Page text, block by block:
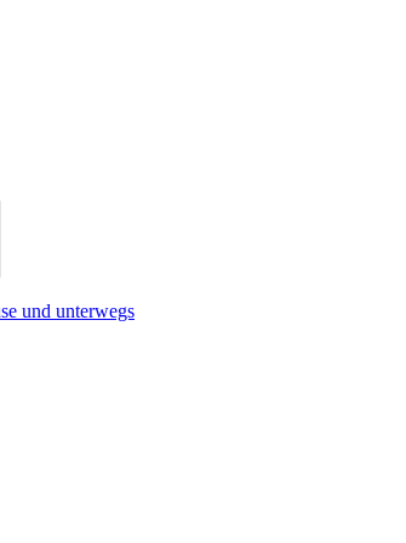
und unterwegs